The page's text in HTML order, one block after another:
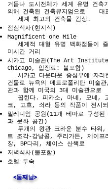
거듭나 도시전체가 세계 유명 건축
의해 건축된 건축뮤지엄으로 대
세계 최고의 건축물 감상.
점심식사(현지식)
Magnificent one Mile
세계적 대형 유명 백화점들이 즐
미시간 거리
시카고 미술관(The Art
Chicago, 입장료: 불포함)
시카고 다운타운 중심부에 자리
건물로 뉴욕의 메트로폴리탄 미술
관과 함께 미국의 3대 미술관으로
꼽힌다. 피카소, 마네, 모네,
코, 고흐, 쇠라 등의 작품이 전시
밀레니엄 공원(11개 테마로 구성된
과 문화 공간)
두개의 왕관 크라운 분수 타워,
트 조각-강낭콩, 주리가든, 제이프
장, BP다리, 체이스 산책로
저녁식사(불포함)
호텔 투숙
<둘째날>